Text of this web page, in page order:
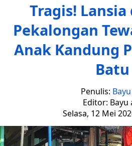
Tragis! Lansia
Pekalongan
Anak Kandung
Batu
Penulis:
Editor: Bayu
Selasa, 12 Mei